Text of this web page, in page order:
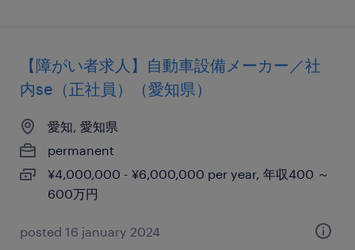
【障がい者求人】自動車設備メーカー／社
内se（正社員）（愛知県）
愛知, 愛知県
permanent
¥4,000,000 - ¥6,000,000 per year, 年収400 ～
600万円
posted 16 january 2024